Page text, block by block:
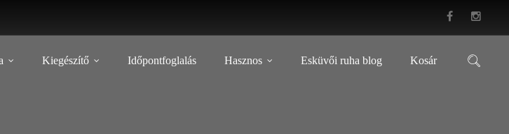
Kiegészítő Időpontfoglalás Hasznos Esküvői ruha blog Kosár